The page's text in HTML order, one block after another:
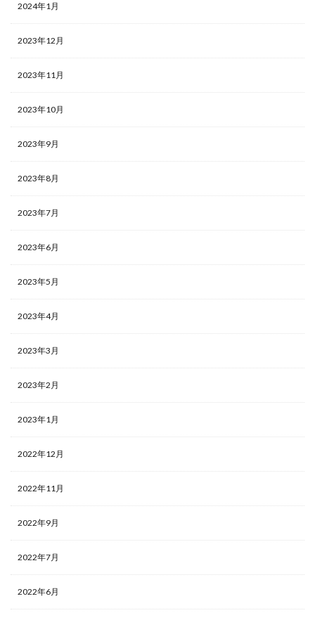
2024年1月
2023年12月
2023年11月
2023年10月
2023年9月
2023年8月
2023年7月
2023年6月
2023年5月
2023年4月
2023年3月
2023年2月
2023年1月
2022年12月
2022年11月
2022年9月
2022年7月
2022年6月